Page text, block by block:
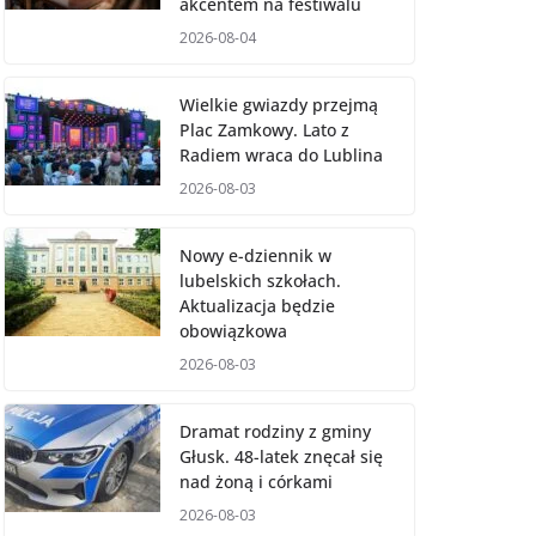
2026-08-04
Wielkie gwiazdy przejmą
Plac Zamkowy. Lato z
Radiem wraca do Lublina
2026-08-03
Nowy e-dziennik w
lubelskich szkołach.
Aktualizacja będzie
obowiązkowa
2026-08-03
Dramat rodziny z gminy
Głusk. 48-latek znęcał się
nad żoną i córkami
2026-08-03